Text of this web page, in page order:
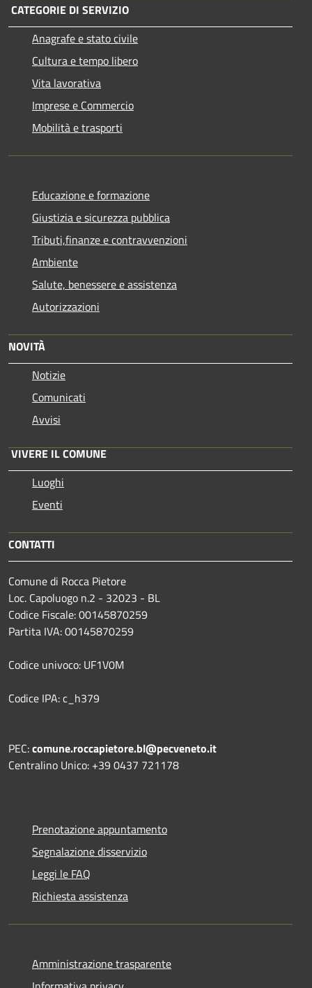
CATEGORIE DI SERVIZIO
Anagrafe e stato civile
Cultura e tempo libero
Vita lavorativa
Imprese e Commercio
Mobilità e trasporti
Educazione e formazione
Giustizia e sicurezza pubblica
Tributi,finanze e contravvenzioni
Ambiente
Salute, benessere e assistenza
Autorizzazioni
NOVITÀ
Notizie
Comunicati
Avvisi
VIVERE IL COMUNE
Luoghi
Eventi
CONTATTI
Comune di Rocca Pietore
Loc. Capoluogo n.2 - 32023 - BL
Codice Fiscale: 00145870259
Partita IVA: 00145870259
Codice univoco: UF1V0M
Codice IPA: c_h379
PEC:comune.roccapietore.bl@pecveneto.it
Centralino Unico: +39 0437 721178
Prenotazione appuntamento
Segnalazione disservizio
Leggi le FAQ
Richiesta assistenza
Amministrazione trasparente